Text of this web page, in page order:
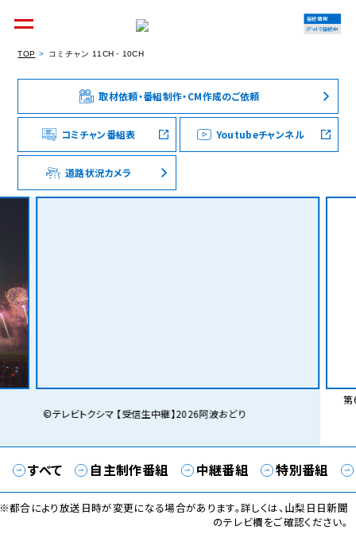
個人のお客様 集合住宅オーナーの方
法人のお客様 料金シミュレーション
接続情報
IPv4で接続中
TOP コミチャン 11CH・10CH
取材依頼・番組制作・CM作成のご依頼
コミチャン番組表 Youtubeチャンネル
道路状況カメラ
©テレビトクシマ 【受信生中継】2026阿波おどり
第
すべて 自主制作番組 中継番組 特別番組
都合により放送日時が変更になる場合があります。詳しくは、山梨日日新聞
のテレビ欄をご確認ください。